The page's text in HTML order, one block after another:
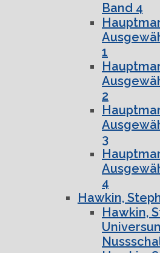
Band 4
1
2
3
4
Hawkin,
Hawkin,